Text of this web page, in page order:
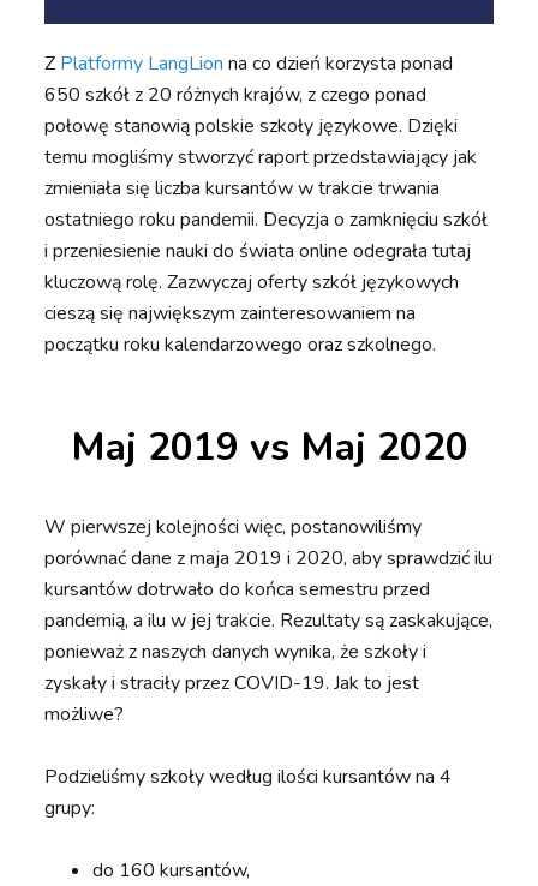
Z Platformy LangLion na co dzień korzysta ponad
650 szkół z 20 różnych krajów, z czego ponad
połowę stanowią polskie szkoły językowe. Dzięki
temu mogliśmy stworzyć raport przedstawiający jak
zmieniała się liczba kursantów w trakcie trwania
ostatniego roku pandemii. Decyzja o zamknięciu szkół
i przeniesienie nauki do świata online odegrała tutaj
kluczową rolę. Zazwyczaj oferty szkół językowych
cieszą się największym zainteresowaniem na
początku roku kalendarzowego oraz szkolnego.
Maj 2019 vs Maj 2020
W pierwszej kolejności więc, postanowiliśmy
porównać dane z maja 2019 i 2020, aby sprawdzić ilu
kursantów dotrwało do końca semestru przed
pandemią, a ilu w jej trakcie. Rezultaty są zaskakujące,
ponieważ z naszych danych wynika, że szkoły i
zyskały i straciły przez COVID-19. Jak to jest
możliwe?
Podzieliśmy szkoły według ilości kursantów na 4
grupy:
do 160 kursantów,